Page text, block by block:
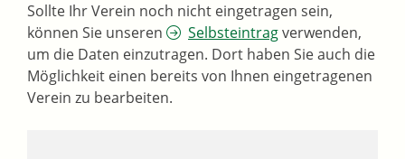
Sollte Ihr Verein noch nicht eingetragen sein,
können Sie unseren
Selbsteintragverwenden,
um die Daten einzutragen. Dort haben Sie auch die
Möglichkeit einen bereits von Ihnen eingetragenen
Verein zu bearbeiten.